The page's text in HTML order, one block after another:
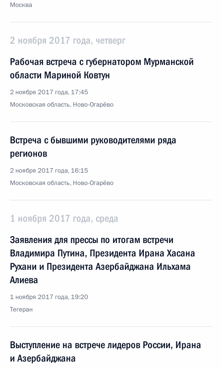
Москва
2 ноября 2017 года, четверг
Рабочая встреча с губернатором Мурманской
области Мариной Ковтун
2 ноября 2017 года, 17:45
Московская область, Ново-Огарёво
Встреча с бывшими руководителями ряда
регионов
2 ноября 2017 года, 16:15
Московская область, Ново-Огарёво
1 ноября 2017 года, среда
Заявления для прессы по итогам встречи
Владимира Путина, Президента Ирана Хасана
Рухани и Президента Азербайджана Ильхама
Алиева
1 ноября 2017 года, 19:20
Тегеран
Выступление на встрече лидеров России, Ирана
и Азербайджана